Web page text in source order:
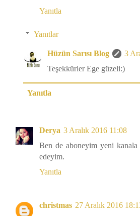
Yanıtla
Yanıtlar
Hüzün Sarısı Blog
3
Teşekkürler Ege güzeli:)
Yanıtla
Derya 3 Aralık 2016 11:08
Ben de aboneyim yeni
edeyim.
Yanıtla
christmas 27 Aralık 2016